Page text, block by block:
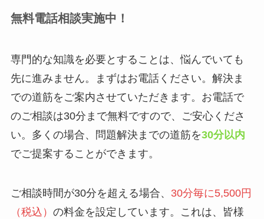
無料電話相談実施中！
専門的な知識を必要とすることは、悩んでいても
先に進みません。まずはお電話ください。解決ま
での道筋をご案内させていただきます。お電話で
のご相談は30分まで無料ですので、ご安心くださ
い。多くの場合、問題解決までの道筋を30分以内
でご提案することができます。
ご相談時間が30分を超える場合、 30分毎に5,500円
（税込） の料金を設定しています。これは、皆様